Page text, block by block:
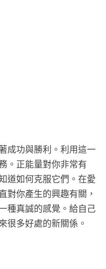
成功與勝利。利用這一
。正能量對你非常有
道如何克服它們。在愛
對你產生的興趣有關，
種真誠的感覺。給自己
很多好處的新關係。